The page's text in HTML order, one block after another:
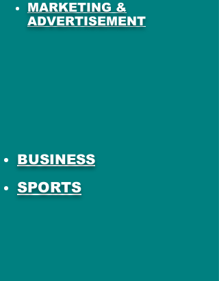
MARKETING &
ADVERTISEMENT
BUSINESS
SPORTS